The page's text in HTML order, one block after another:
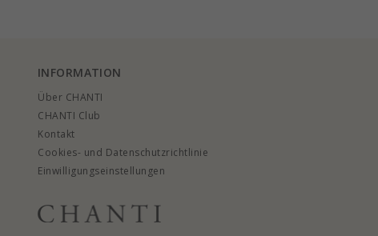
INFORMATION
Über CHANTI
CHANTI Club
Kontakt
Cookies- und Datenschutzrichtlinie
Einwilligungseinstellungen